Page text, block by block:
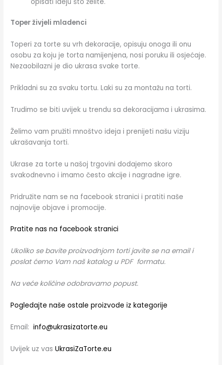
Toper živjeli mladenci
Toperi za torte su vrh dekoracije, opisuju onoga ili onu
osobu za koju je torta namijenjena, nosi poruku ili osjećaje.
Nezaobilazni je dio ukrasa svake torte.
Prikladni su za svaku tortu. Laki su za montažu na torti.
Trudimo se biti uvijek u trendu sa dekoracijama i ukrasima.
Želimo vam pružiti mnoštvo ideja i prenijeti našu viziju
ukrašavanja torti.
Ukrase za torte u našoj trgovini dodajemo skoro
svakodnevno i imamo često akcije i nagradne igre.
Pridružite nam se na facebook stranici i pratiti naše
najnovije objave i promocije.
Pratite nas na facebook stranici
Ukoliko se bavite proizvodnjom torti javite se na email i
poslat ćemo Vam naš katalog u PDF formatu.
Na veće količine odobravamo popust.
Pogledajte naše ostale proizvode iz kategorije
Email:info@ukrasizatorte.eu
Uvijek uz vasUkrasiZaTorte.eu